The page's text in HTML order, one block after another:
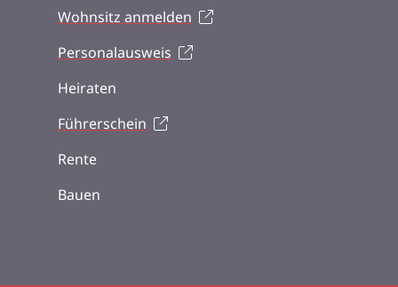
Wohnsitz anmelden
Personalausweis
Heiraten
Führerschein
Rente
Bauen